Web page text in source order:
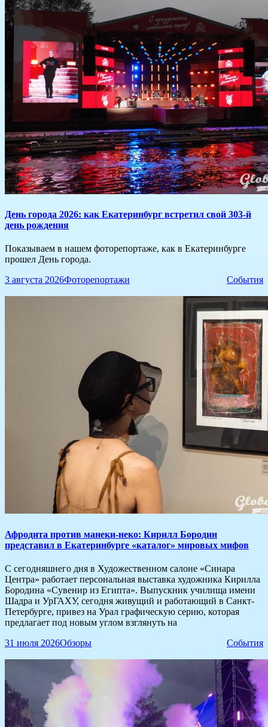
​День города 2026: как Екатеринбург встретил свой 303-й
день рождения
Показываем в нашем фоторепортаже, как в Екатеринбурге
прошел День города.
3 августа 2026
События
Фоторепортажи
Афродита против манеки-неко: Кирилл Бородин
представил в Екатеринбурге «каталог» мировых мифов
С сегодняшнего дня в Художественном салоне «Синара
Центра» работает персональная выставка художника Кирилла
Бородина «Сувенир из Египта». Выпускник училища имени
Шадра и УрГАХУ, сегодня живущий и работающий в Санкт-
Петербурге, привез на Урал графическую серию, которая
предлагает под новым углом взглянуть на
31 июля 2026
События
Обзоры